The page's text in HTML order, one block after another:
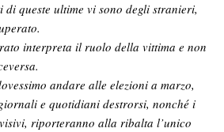
queste ultime vi sono degli stranieri,
interpreta il ruolo della vittima e non
andare alle elezioni a marzo,
e quotidiani destrorsi, nonché i
riporteranno alla ribalta l’unico